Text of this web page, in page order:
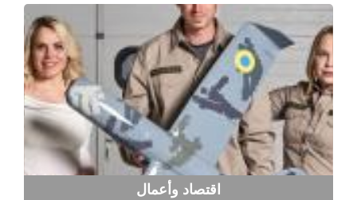
اقتصاد وأعمال